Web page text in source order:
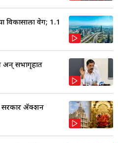
विकासाला वेग; 1.1
अन् सभागृहात
सरकार ॲक्शन